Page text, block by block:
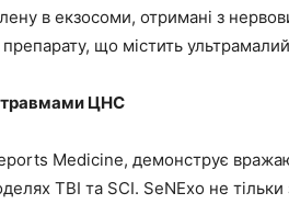
в екзосоми, отримані з
що містить
травмами ЦНС
Medicine, демонструє
TBI та SCI. SeNExo не